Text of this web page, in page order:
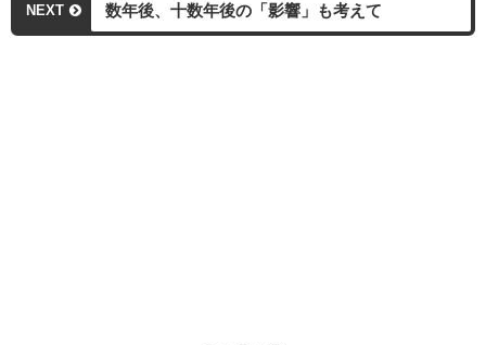
NEXT 数年後、十数年後の「影響」も考えて